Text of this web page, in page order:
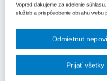
Termín na podanie žiadostí je
Vopred ďakujeme za udelenie
služieb a prispôsobenie obsahu webu
Odmietnut
Prijať všetky